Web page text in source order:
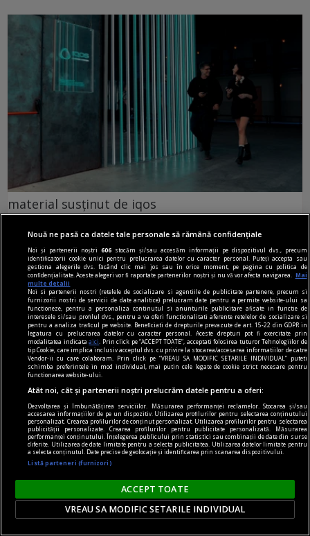
material susținut de iqos
Omid Ghannadi, creatorul instalației IQOS x
DIPLOMA: Apreciez că sînt companii care se
implică atît de vizibil în sprijinul comunității
El este omul din spatele instalației imersive IQOS
proiectată special pentru ediția de anul acesta a
festivalului DIPLOMA.
Parteneri
Nouă ne pasă ca datele tale personale să rămână confidențiale
Noi și partenerii noștri606 stocăm și/sau accesăm informații pe dispozitivul dvs., precum
identificatorii cookie unici pentru prelucrarea datelor cu caracter personal. Puteți accepta sau
gestiona alegerile dvs. făcând clic mai jos sau în orice moment, pe pagina cu politica de
confidențialitate. Aceste alegeri vor fi raportate partenerilor noștri și nu vă vor afecta navigarea.
Mai
multe detalii
Noi si partenerii nostri (retelele de socializare si agentiile de publicitate partenere, precum si
furnizorii nostri de servicii de date analitice) prelucram date pentru a permite website-ului sa
functioneze, pentru a personaliza continutul si anunturile publicitare afisate in functie de
interesele si/sau profilul dvs., pentru a va oferi functionalitati aferente retelelor de socializare si
pentru a analiza traficul pe website. Beneficiati de drepturile prevazute de art. 15-22 din GDPR in
legatura cu prelucrarea datelor cu caracter personal. Aceste drepturi pot fi exercitate prin
modalitatea indicataaici
. Prin click pe “ACCEPT TOATE”, acceptati folosirea tuturor Tehnologiilor de
tip Cookie, care implica inclusiv acceptul dvs. cu privire la stocarea/accesarea informatiilor de catre
Vendor-ii cu care colaboram. Prin click pe “VREAU SA MODIFIC SETARILE INDIVIDUAL” puteti
schimba preferintele in mod individual, mai putin cele legate de cookie strict necesare pentru
functionarea website-ului.
Atât noi, cât și partenerii noștri prelucrăm datele pentru a oferi:
Dezvoltarea și îmbunătățirea serviciilor. Măsurarea performanței reclamelor. Stocarea și/sau
accesarea informațiilor de pe un dispozitiv. Utilizarea profilurilor pentru selectarea conținutului
personalizat. Crearea profilurilor de conținut personalizat. Utilizarea profilurilor pentru selectarea
publicității personalizate. Crearea profilurilor pentru publicitate personalizată. Măsurarea
performanței conținutului. Înțelegerea publicului prin statistici sau combinații de date din surse
diferite. Utilizarea de date limitate pentru a selecta publicitatea. Utilizarea datelor limitate pentru
a selecta conținutul. Date precise de geolocație și identificarea prin scanarea dispozitivului.
Listă parteneri (furnizori)
ACCEPT TOATE
VREAU SA MODIFIC SETARILE INDIVIDUAL